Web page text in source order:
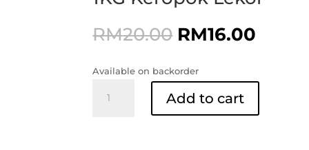
RM20.00 Original
was:
RM20.00.
RM16.00
Available on backorder
Keropok
Add to cart